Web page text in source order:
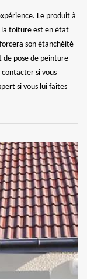
Le produit à
la toiture est en état
son étanchéité
de pose de peinture
si vous
si vous lui faites